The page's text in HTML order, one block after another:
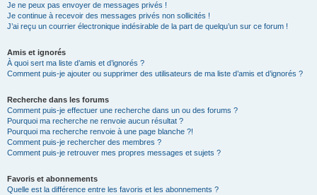
Je ne peux pas envoyer de messages privés !
Je continue à recevoir des messages privés non sollicités !
J’ai reçu un courrier électronique indésirable de la part de quelqu’un sur ce forum !
Amis et ignorés
À quoi sert ma liste d’amis et d’ignorés ?
Comment puis-je ajouter ou supprimer des utilisateurs de ma liste d’amis et d’ignorés ?
Recherche dans les forums
Comment puis-je effectuer une recherche dans un ou des forums ?
Pourquoi ma recherche ne renvoie aucun résultat ?
Pourquoi ma recherche renvoie à une page blanche ?!
Comment puis-je rechercher des membres ?
Comment puis-je retrouver mes propres messages et sujets ?
Favoris et abonnements
Quelle est la différence entre les favoris et les abonnements ?